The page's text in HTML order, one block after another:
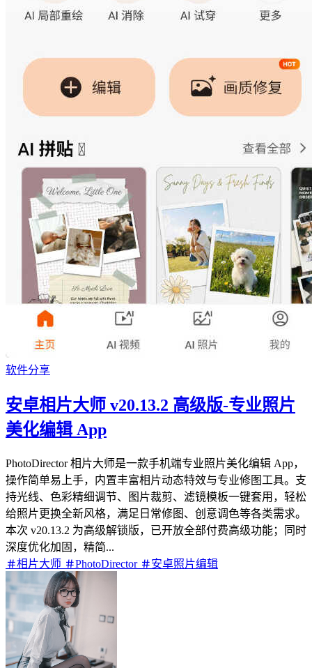
软件分享
安卓相片大师 v20.13.2 高级版-专业照片
美化编辑 App
PhotoDirector 相片大师是一款手机端专业照片美化编辑 App，
操作简单易上手，内置丰富相片动态特效与专业修图工具。支
持光线、色彩精细调节、图片裁剪、滤镜模板一键套用，轻松
给照片更换全新风格，满足日常修图、创意调色等各类需求。
本次 v20.13.2 为高级解锁版，已开放全部付费高级功能；同时
深度优化加固，精简...
相片大师
PhotoDirector 安卓照片编辑